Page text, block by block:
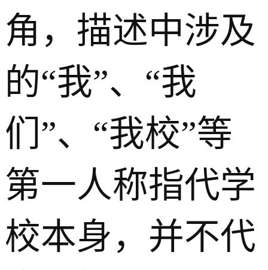
角，描述中涉及
的“我”、“我
们”、“我校”等
第一人称指代学
校本身，并不代